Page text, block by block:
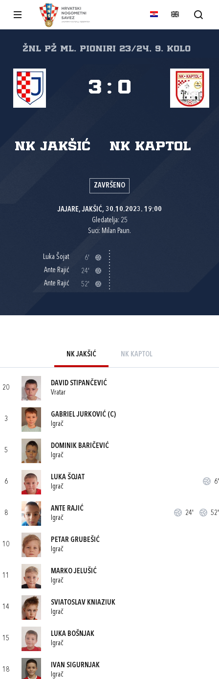
ŽNL PŽ ml. pioniri 23/24, 9. kolo
NK Jakšić NK Kaptol
3 : 0
ZAVRŠENO
JAJARE, JAKŠIĆ, 30.10.2023. 19:00
Gledatelja: 25
Suci: Milan Paun.
Luka Šojat
6'
Ante Rajić
24'
Ante Rajić
52'
NK JAKŠIĆ NK KAPTOL
20
DAVID STIPANČEVIĆ
Vratar
3
GABRIEL JURKOVIĆ (C)
Igrač
5
DOMINIK BARIČEVIĆ
Igrač
6
LUKA ŠOJAT
Igrač
6'
8
ANTE RAJIĆ
Igrač
24' 52'
10
PETAR GRUBEŠIĆ
Igrač
11
MARKO JELUŠIĆ
Igrač
14
SVIATOSLAV KNIAZIUK
Igrač
15
LUKA BOŠNJAK
Igrač
18
IVAN SIGURNJAK
Igrač